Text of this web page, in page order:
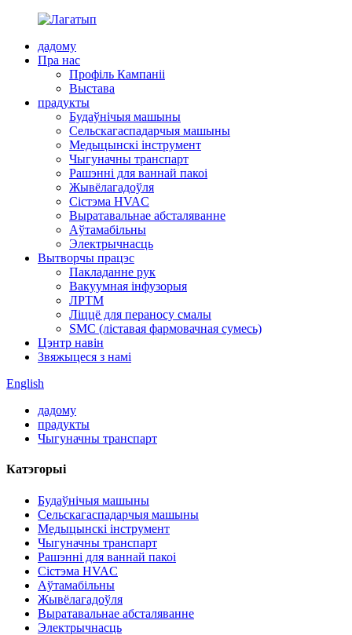
дадому
Пра нас
Профіль Кампаніі
Выстава
прадукты
Будаўнічыя машыны
Сельскагаспадарчыя машыны
Медыцынскі інструмент
Чыгуначны транспарт
Рашэнні для ваннай пакоі
Жывёлагадоўля
Сістэма HVAC
Выратавальнае абсталяванне
Аўтамабільны
Электрычнасць
Вытворчы працэс
Пакладанне рук
Вакуумная інфузорыя
ЛРТМ
Ліццё для пераносу смалы
SMC (ліставая фармовачная сумесь)
Цэнтр навін
Звяжыцеся з намі
English
дадому
прадукты
Чыгуначны транспарт
Катэгорыі
Будаўнічыя машыны
Сельскагаспадарчыя машыны
Медыцынскі інструмент
Чыгуначны транспарт
Рашэнні для ваннай пакоі
Сістэма HVAC
Аўтамабільны
Жывёлагадоўля
Выратавальнае абсталяванне
Электрычнасць